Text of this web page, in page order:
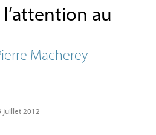
au
Macherey
juillet 2012